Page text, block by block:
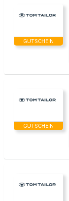
GUTSCHEIN
GUTSCHEIN